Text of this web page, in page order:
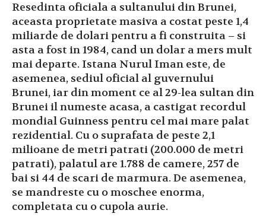
Resedinta oficiala a sultanului din Brunei,
aceasta proprietate masiva a costat peste 1,4
miliarde de dolari pentru a fi construita – si
asta a fost in 1984, cand un dolar a mers mult
mai departe. Istana Nurul Iman este, de
asemenea, sediul oficial al guvernului
Brunei, iar din moment ce al 29-lea sultan din
Brunei il numeste acasa, a castigat recordul
mondial Guinness pentru cel mai mare palat
rezidential. Cu o suprafata de peste 2,1
milioane de metri patrati (200.000 de metri
patrati), palatul are 1.788 de camere, 257 de
bai si 44 de scari de marmura. De asemenea,
se mandreste cu o moschee enorma,
completata cu o cupola aurie.